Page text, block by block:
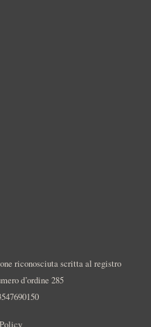
riconosciuta scritta al registro
d’ordine 285